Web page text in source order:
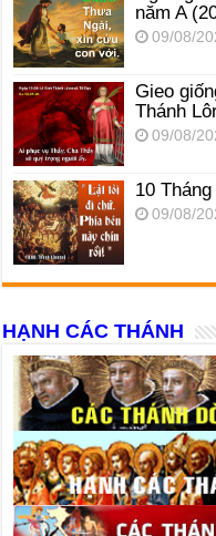
năm A
09/08/
Gieo
Thánh
09/08/
10
09/08/
HẠNH CÁC THÁNH